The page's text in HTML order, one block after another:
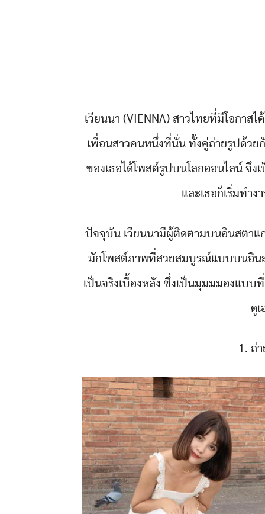
เวียนนา (VIENNA) สาวไทยที่มีโอกาส
เพื่อนสาวคนหนึ่งที่นั่น ทั้งคู่ถ่ายรูปด้วย
ของเธอได้โพสต์รูปบนโลกออนไลน์ จึง
และเธอก็เริ่มทำ
ปัจจุบัน เวียนนามีผู้ติดตามบนอินสตา
มักโพสต์ภาพที่สวยสมบูรณ์แบบบนอิน
เป็นจริงเบื้องหลัง ซึ่งเป็นมุมมมองแบบ
ดู
1. ถ่